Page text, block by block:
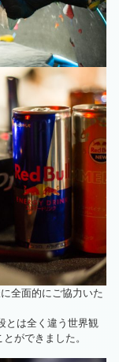
全面的にご協力いた
とは全く違う世界観
ができました。